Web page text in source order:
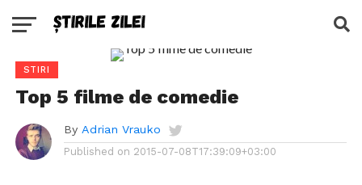
STIRI
Top 5 filme de comedie
By Adrian Vrauko
Published on 2015-07-08T17:39:09+03:00